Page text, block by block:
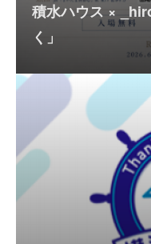
積水ハウス ×
く」